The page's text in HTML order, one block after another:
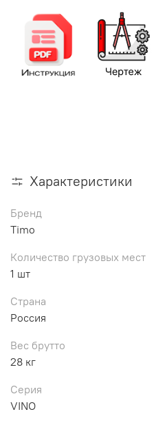
Характеристики
Бренд
Timo
Количество грузовых мест
1 шт
Страна
Россия
Вес брутто
28 кг
Серия
VINO